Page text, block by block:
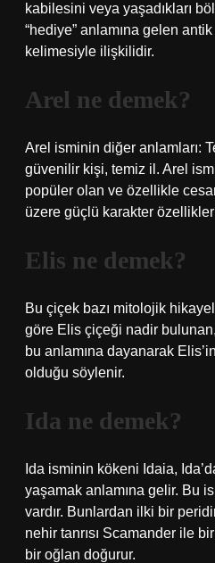
kabilesini veya yaşadıkları
“hediye” anlamına gelen
kelimesiyle ilişkilidir.
Arel ne demek?
Arel isminin diğer anlamları:
güvenilir kişi, temiz il. Arel
popüler olan ve özellikle
üzere güçlü karakter
Elis ne demek?
Bu çiçek bazı mitolojik
göre Elis çiçeği nadir
bu anlamına dayanarak
olduğu söylenir.
Ida ne demek?
Ida isminin kökeni Idaia,
yaşamak anlamına gelir. Bu
vardır. Bunlardan ilki bir
nehir tanrısı Scamander ile
bir oğlan doğurur.